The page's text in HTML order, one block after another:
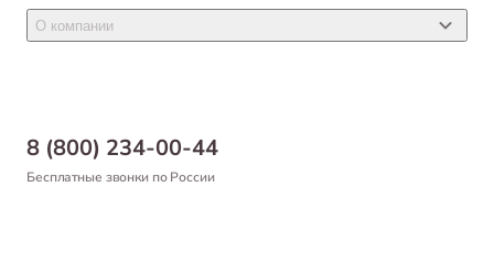
8 (800) 234-00-44
Бесплатные звонки по России
Товары для птиц
Новости
Самовывоз
Оформление заказа
О компании
Благотворительный фонд